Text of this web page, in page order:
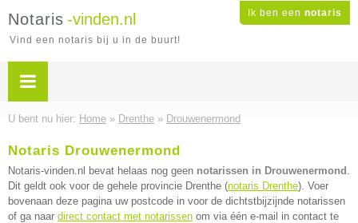
Ik ben een notaris
Notaris -vinden.nl
Vind een notaris bij u in de buurt!
U bent nu hier: Home » Drenthe » Drouwenermond
Notaris Drouwenermond
Notaris-vinden.nl bevat helaas nog geen notarissen in Drouwenermond .
Dit geldt ook voor de gehele provincie Drenthe (notaris Drenthe). Voer
bovenaan deze pagina uw postcode in voor de dichtstbijzijnde notarissen
of ga naar direct contact met notarissen om via één e-mail in contact te